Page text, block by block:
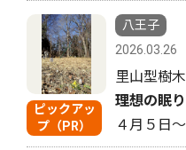
ピックアッ
プ（PR）
八王子
2026.03.26
里山型樹
理想の眠
４月５日